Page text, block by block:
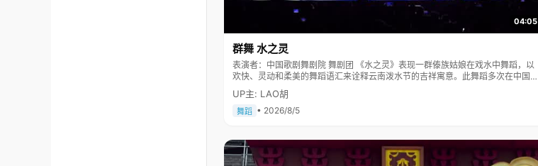
04:05
群舞 水之灵
表演者：中国歌剧舞剧院 舞剧团 《水之灵》表现一群傣族姑娘在戏水中舞蹈，以
欢快、灵动和柔美的舞蹈语汇来诠释云南泼水节的吉祥寓意。此舞蹈多次在中国人
民大会堂及国际舞台上表演，一直得到赞誉其舞美，人美，寓意美。。
UP主: LAO胡
舞蹈 • 2026/8/5